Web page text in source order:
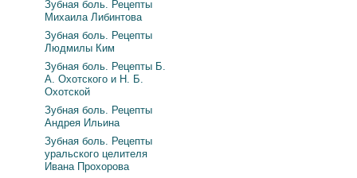
Зубная боль. Рецепты
Михаила Либинтова
Зубная боль. Рецепты
Людмилы Ким
Зубная боль. Рецепты Б.
А. Охотского и Н. Б.
Охотской
Зубная боль. Рецепты
Андрея Ильина
Зубная боль. Рецепты
уральского целителя
Ивана Прохорова